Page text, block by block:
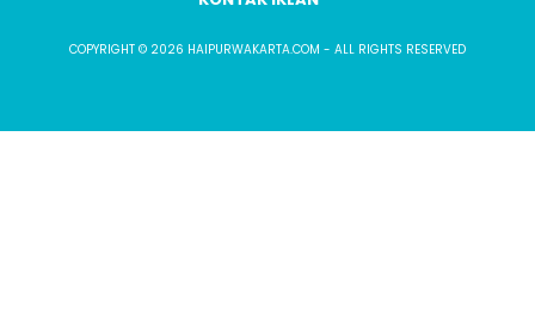
COPYRIGHT © 2026 HAIPURWAKARTA.COM - ALL RIGHTS RESERVED